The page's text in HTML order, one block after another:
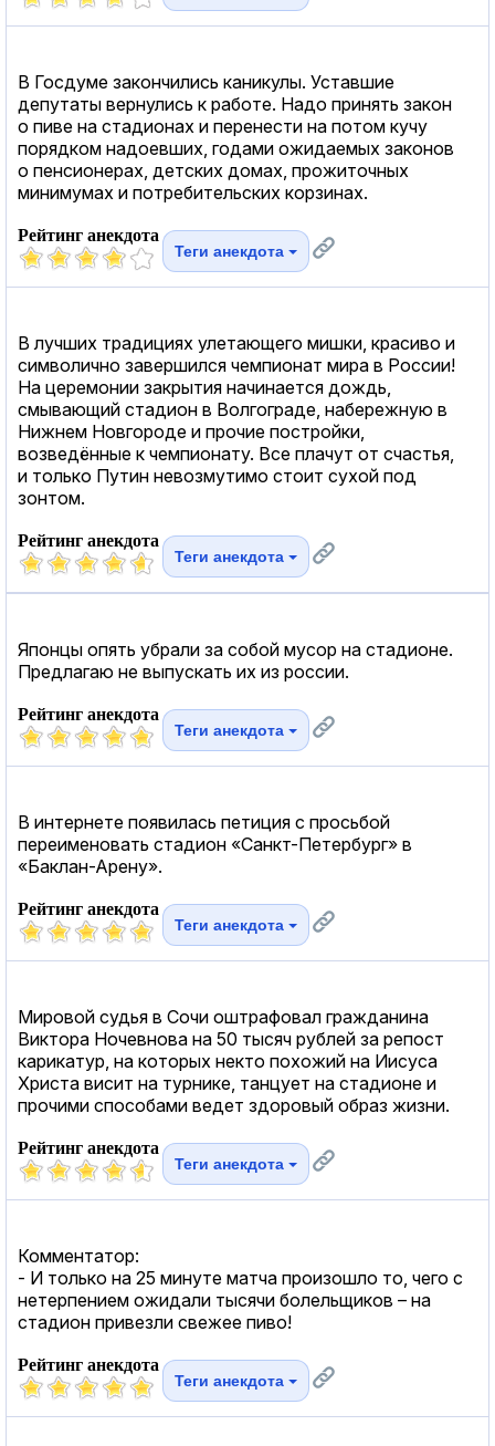
В Госдуме закончились каникулы. Уставшие
депутаты вернулись к работе. Надо принять закон
о пиве на стадионах и перенести на потом кучу
порядком надоевших, годами ожидаемых законов
о пенсионерах, детских домах, прожиточных
минимумах и потребительских корзинах.
Рейтинг анекдота
Теги анекдота
В лучших традициях улетающего мишки, красиво и
символично завершился чемпионат мира в России!
На церемонии закрытия начинается дождь,
смывающий стадион в Волгограде, набережную в
Нижнем Новгороде и прочие постройки,
возведённые к чемпионату. Все плачут от счастья,
и только Путин невозмутимо стоит сухой под
зонтом.
Рейтинг анекдота
Теги анекдота
Японцы опять убрали за собой мусор на стадионе.
Предлагаю не выпускать их из россии.
Рейтинг анекдота
Теги анекдота
В интернете появилась петиция с просьбой
переименовать стадион «Санкт-Петербург» в
«Баклан-Арену».
Рейтинг анекдота
Теги анекдота
Мировой судья в Сочи оштрафовал гражданина
Виктора Ночевнова на 50 тысяч рублей за репост
карикатур, на которых некто похожий на Иисуса
Христа висит на турнике, танцует на стадионе и
прочими способами ведет здоровый образ жизни.
Рейтинг анекдота
Теги анекдота
Комментатор:
- И только на 25 минуте матча произошло то, чего с
нетерпением ожидали тысячи болельщиков – на
стадион привезли свежее пиво!
Рейтинг анекдота
Теги анекдота